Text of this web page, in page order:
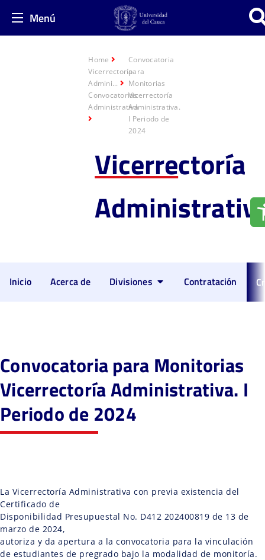
Menú
Home
Vicerrectoría
Admini...
Convocatorias
Administrativa
Convocatoria
para
Monitorias
Vicerrectoría
Administrativa.
I Periodo de
2024
Vicerrectoría
Inicio Acerca de Divisiones Contratación
Convocatoria para Monitorias
Vicerrectoría Administrativa. I
Periodo de 2024
La Vicerrectoría Administrativa con previa existencia del
Certificado de
Disponibilidad Presupuestal No. D412 202400819 de 13 de
marzo de 2024,
autoriza y da apertura a la convocatoria para la vinculación
de estudiantes de pregrado bajo la modalidad de monitoría.